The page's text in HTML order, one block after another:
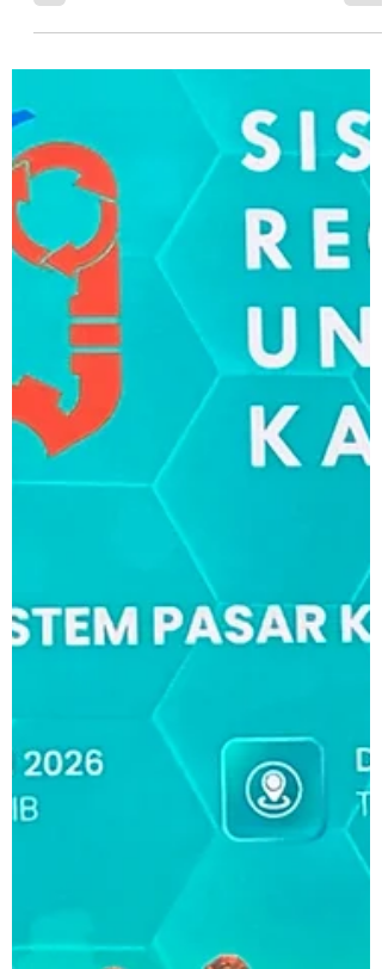
14 Jul
2 menit membaca
Mendorong Perubahan
Shareholder activism adalah sebuah
gerakan yang dilakukan oleh pemegang
saham (shareholder) untuk
mempengaruhi kebijakan dan
manajemen sebuah perusahaan. Gerakan
ini dapat dilakukan dengan berbagai cara,
seperti melalui surat terbuka, aksi protes,
atau bahkan menggugat perusahaan.
Shareholder activism secara sederhana
dapat diartikan sebagai upaya pemegang
saham untuk mempengaruhi perusahaan
tempat mereka berinvestasi. Tujuannya
dapat beragam, mulai dari meningkatkan